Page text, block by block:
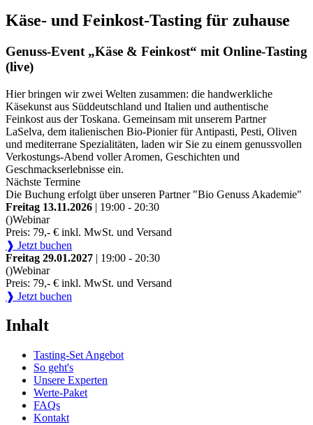
Käse- und Feinkost-Tasting für zuhause
Genuss-Event „Käse & Feinkost“ mit Online-Tasting
(live)
Hier bringen wir zwei Welten zusammen: die handwerkliche
Käsekunst aus Süddeutschland und Italien und authentische
Feinkost aus der Toskana. Gemeinsam mit unserem Partner
LaSelva, dem italienischen Bio-Pionier für Antipasti, Pesti, Oliven
und mediterrane Spezialitäten, laden wir Sie zu einem genussvollen
Verkostungs-Abend voller Aromen, Geschichten und
Geschmackserlebnisse ein.
Nächste Termine
Die Buchung erfolgt über unseren Partner "Bio Genuss Akademie"
Freitag 13.11.2026 | 19:00 - 20:30
()Webinar
Preis: 79,- € inkl. MwSt. und Versand
❱ Jetzt buchen
Freitag 29.01.2027 | 19:00 - 20:30
()Webinar
Preis: 79,- € inkl. MwSt. und Versand
❱ Jetzt buchen
Inhalt
Tasting-Set Angebot
So geht's
Unsere Experten
Werte-Paket
FAQs
Kontakt